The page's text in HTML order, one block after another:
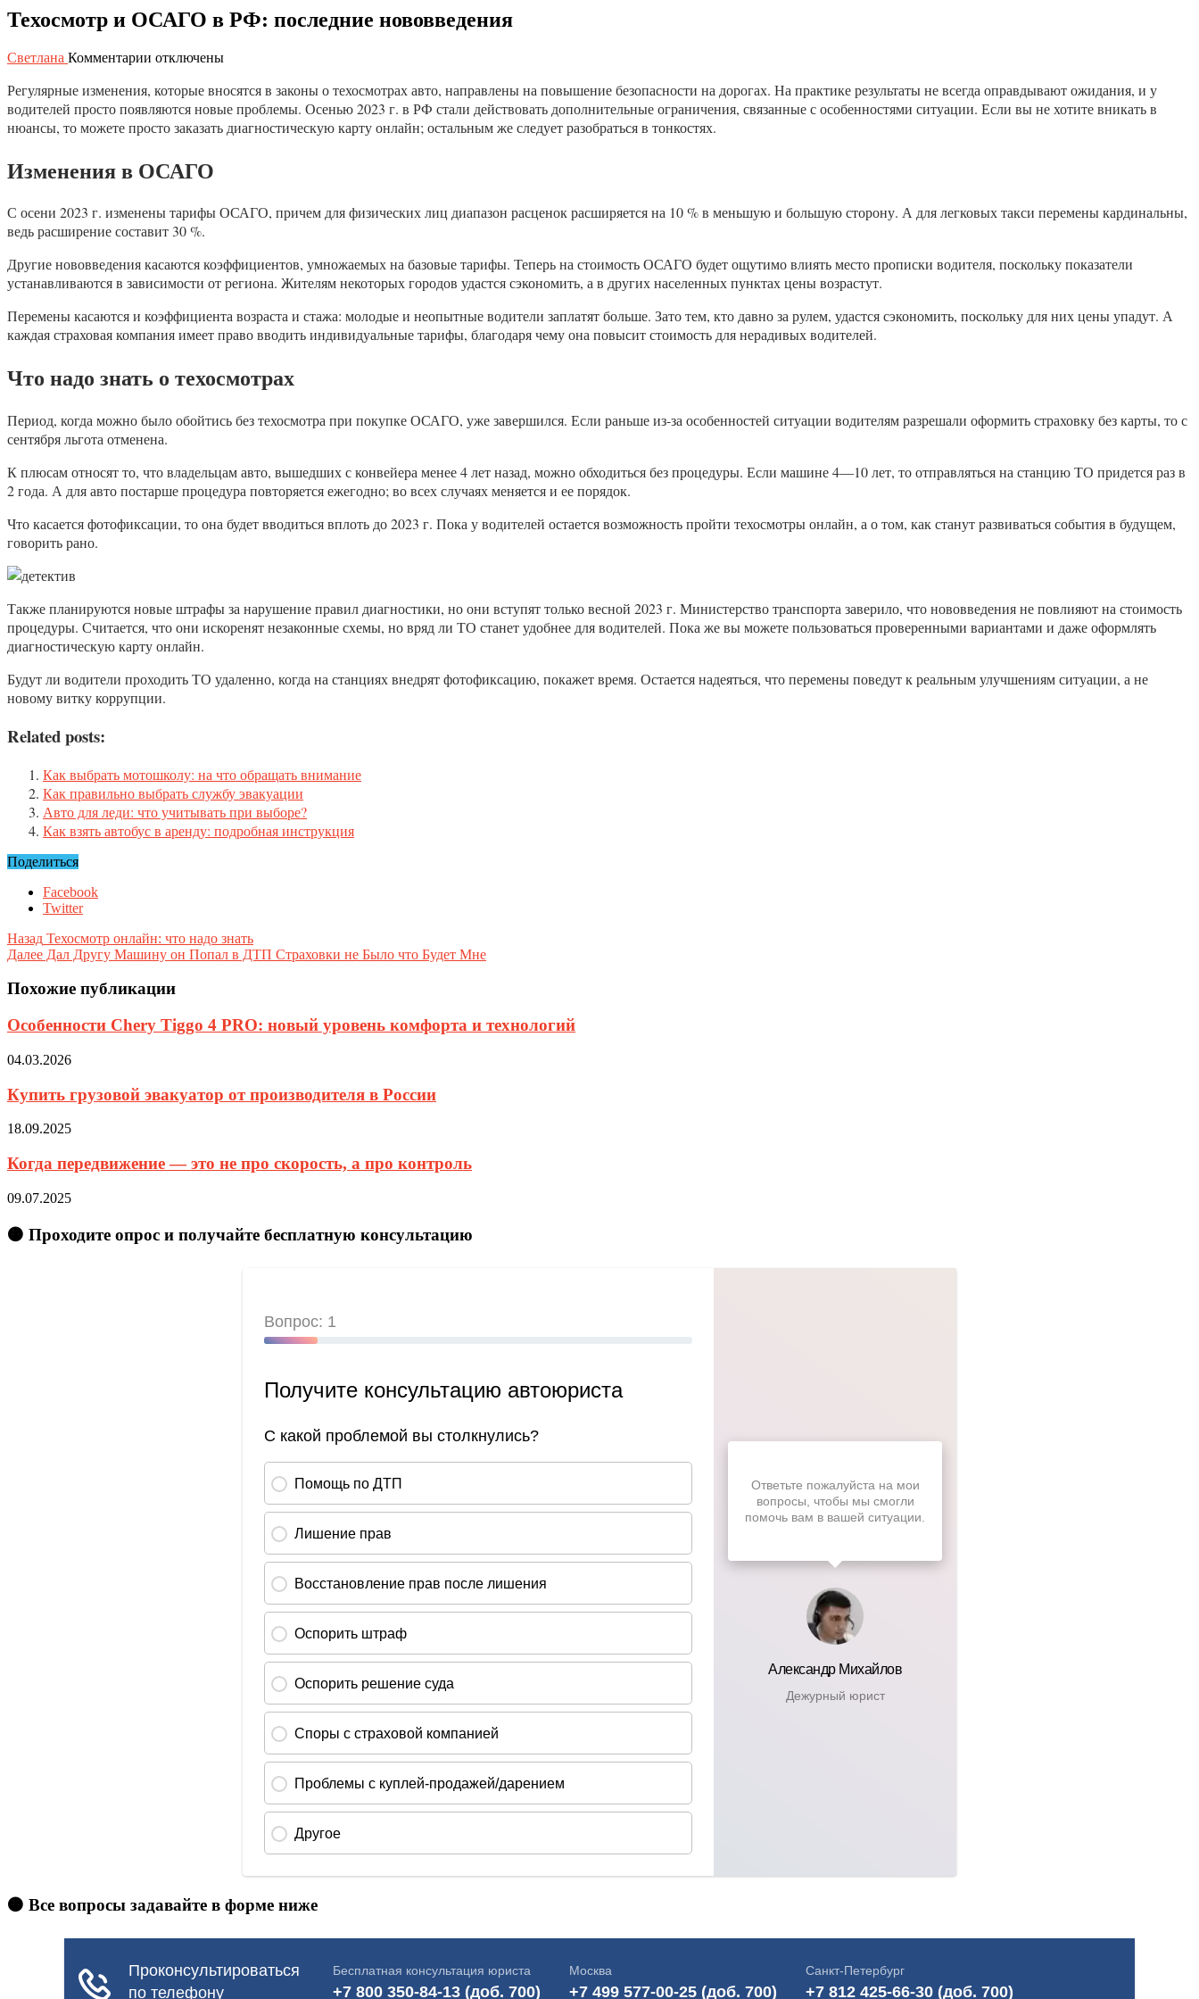
Техосмотр и ОСАГО в РФ: последние нововведения
Светлана Комментарии к
Техосмотр
и
в
последние
отключены
Регулярные изменения, которые вносятся в законы о техосмотрах авто, направлены на повышение безопасности на дорогах. На практике результаты не всегда оправдывают ожидания, и у
водителей просто появляются новые проблемы. Осенью 2023 г. в РФ стали действовать дополнительные ограничения, связанные с особенностями ситуации. Если вы не хотите вникать в
нюансы, то можете просто заказать диагностическую карту онлайн; остальным же следует разобраться в тонкостях.
Изменения в ОСАГО
С осени 2023 г. изменены тарифы ОСАГО, причем для физических лиц диапазон расценок расширяется на 10 % в меньшую и большую сторону. А для легковых такси перемены кардинальны,
ведь расширение составит 30 %.
Другие нововведения касаются коэффициентов, умножаемых на базовые тарифы. Теперь на стоимость ОСАГО будет ощутимо влиять место прописки водителя, поскольку показатели
устанавливаются в зависимости от региона. Жителям некоторых городов удастся сэкономить, а в других населенных пунктах цены возрастут.
Перемены касаются и коэффициента возраста и стажа: молодые и неопытные водители заплатят больше. Зато тем, кто давно за рулем, удастся сэкономить, поскольку для них цены упадут. А
каждая страховая компания имеет право вводить индивидуальные тарифы, благодаря чему она повысит стоимость для нерадивых водителей.
Что надо знать о техосмотрах
Период, когда можно было обойтись без техосмотра при покупке ОСАГО, уже завершился. Если раньше из-за особенностей ситуации водителям разрешали оформить страховку без карты, то с
сентября льгота отменена.
К плюсам относят то, что владельцам авто, вышедших с конвейера менее 4 лет назад, можно обходиться без процедуры. Если машине 4—10 лет, то отправляться на станцию ТО придется раз в
2 года. А для авто постарше процедура повторяется ежегодно; во всех случаях меняется и ее порядок.
Что касается фотофиксации, то она будет вводиться вплоть до 2023 г. Пока у водителей остается возможность пройти техосмотры онлайн, а о том, как станут развиваться события в будущем,
говорить рано.
Также планируются новые штрафы за нарушение правил диагностики, но они вступят только весной 2023 г. Министерство транспорта заверило, что нововведения не повлияют на стоимость
процедуры. Считается, что они искоренят незаконные схемы, но вряд ли ТО станет удобнее для водителей. Пока же вы можете пользоваться проверенными вариантами и даже оформлять
диагностическую карту онлайн.
Будут ли водители проходить ТО удаленно, когда на станциях внедрят фотофиксацию, покажет время. Остается надеяться, что перемены поведут к реальным улучшениям ситуации, а не
новому витку коррупции.
Related posts:
Как выбрать мотошколу: на что обращать внимание
Как правильно выбрать службу эвакуации
Авто для леди: что учитывать при выборе?
Как взять автобус в аренду: подробная инструкция
Поделиться
Facebook
Twitter
Назад Техосмотр онлайн: что надо знать
Далее Дал Другу Машину он Попал в ДТП Страховки не Было что Будет Мне
Похожие публикации
Особенности Chery Tiggo 4 PRO: новый уровень комфорта и технологий
04.03.2026
Купить грузовой эвакуатор от производителя в России
18.09.2025
Когда передвижение — это не про скорость, а про контроль
09.07.2025
🟠 Проходите опрос и получайте бесплатную консультацию
🟠 Все вопросы задавайте в форме ниже